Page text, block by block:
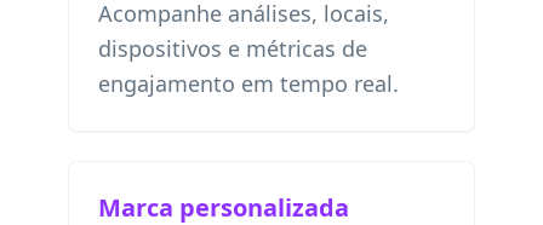
Acompanhe análises, locais,
dispositivos e métricas de
engajamento em tempo real.
Marca personalizada